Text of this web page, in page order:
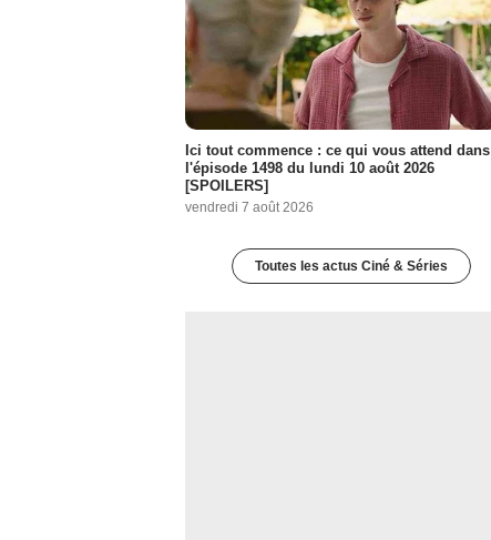
Ici tout commence : ce qui vous attend dans
l'épisode 1498 du lundi 10 août 2026
[SPOILERS]
vendredi 7 août 2026
Toutes les actus Ciné & Séries